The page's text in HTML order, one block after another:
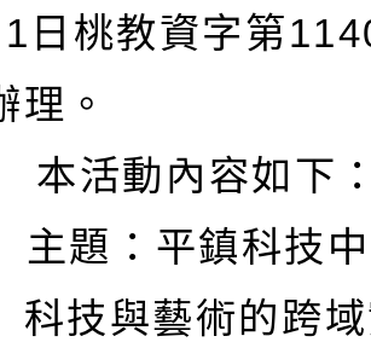
日桃教資字第
理。
活動內容如下
題：平鎮科技中
科技與藝術的跨